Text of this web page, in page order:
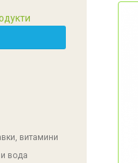
витамини
вода